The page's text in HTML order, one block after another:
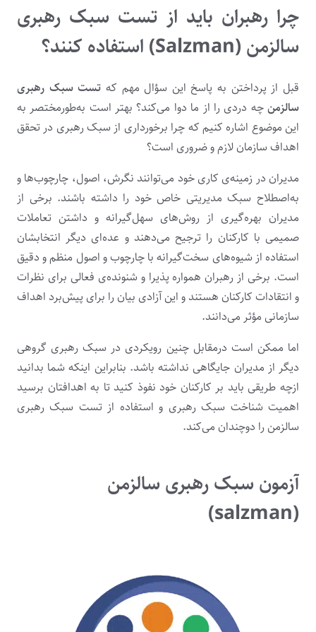
چرا رهبران باید از تست سبک رهبری
سالزمن (Salzman) استفاده کنند؟
قبل از پرداختن به پاسخ این سؤال مهم که تست سبک رهبری
سالزمن چه دردی را از ما دوا می‌کند؟ بهتر است به‌طورمختصر به
این موضوع اشاره کنیم که چرا برخورداری از سبک رهبری در تحقق
اهداف سازمان لازم و ضروری است؟
مدیران در زمینه‌ی کاری خود می‌توانند نگرش، اصول، چارچوب‌ها و
به‌اصطلاح سبک مدیریتی خاص خود را داشته باشند. برخی از
مدیران بهره‌گیری از روش‌های سهل‌گیرانه و داشتن تعاملات
صمیمی با کارکنان را ترجیح می‌دهند و عده‌ای دیگر انتخابشان
استفاده از شیوه‌های سخت‌گیرانه با چارچوب و اصول منظم و دقیق
است. برخی از رهبران همواره پذیرا و شنونده‌ی فعالی برای نظرات
و انتقادات کارکنان هستند و این آزادی بیان را برای پیش‌برد اهداف
سازمانی مؤثر می‌دانند.
اما ممکن است درمقابل چنین رویکردی در سبک رهبری گروهی
دیگر از مدیران جایگاهی نداشته باشد. بنابراین اینکه شما بدانید
ازچه طریقی باید بر کارکنان خود نفوذ کنید تا به اهدافتان برسید
اهمیت شناخت سبک رهبری و استفاده از تست سبک رهبری
سالزمن را دوچندان می‌کند.
آزمون سبک رهبری سالزمن
(salzman)